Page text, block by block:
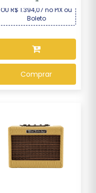
OU R$ 1.394,07 no PIX ou
Boleto
Comprar